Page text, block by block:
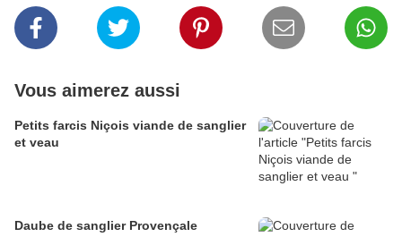
Vous aimerez aussi
Petits farcis Niçois viande de sanglier
et veau
Daube de sanglier Provençale